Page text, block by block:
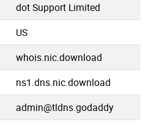
dot Support Limited
US
whois.nic.download
ns1.dns.nic.download
admin@tldns.godaddy